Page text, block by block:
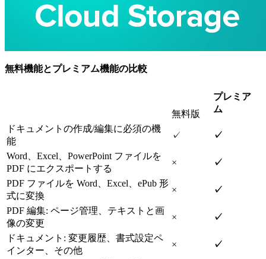
無料機能とプレミアム機能の比較
無料版
プレミア
ム
ドキュメントの作成/編集に必須の機
能
✓ ✓
Word、Excel、PowerPoint ファイルを
PDF にエクスポートする
× ✓
PDF ファイルを Word、Excel、ePub 形
式に変換
× ✓
PDF 編集: ページ管理、テキストと画
像の変更
× ✓
ドキュメント: 変更履歴、書式設定ペ
インター、その他
× ✓